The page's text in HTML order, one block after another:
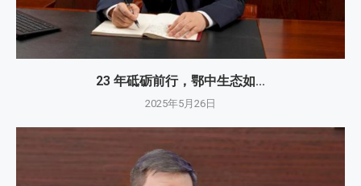
23 年砥砺前行，鄂中生态如...
2025年5月26日